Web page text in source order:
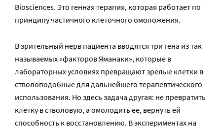
Biosciences. Это генная терапия, которая работает по
принципу частичного клеточного омоложения.
В зрительный нерв пациента вводятся три гена из так
называемых «факторов Яманаки», которые в
лабораторных условиях превращают зрелые клетки в
стволоподобные для дальнейшего терапевтического
использования. Но здесь задача другая: не превратить
клетку в стволовую, а омолодить ее, вернуть ей
способность к восстановлению. В экспериментах на